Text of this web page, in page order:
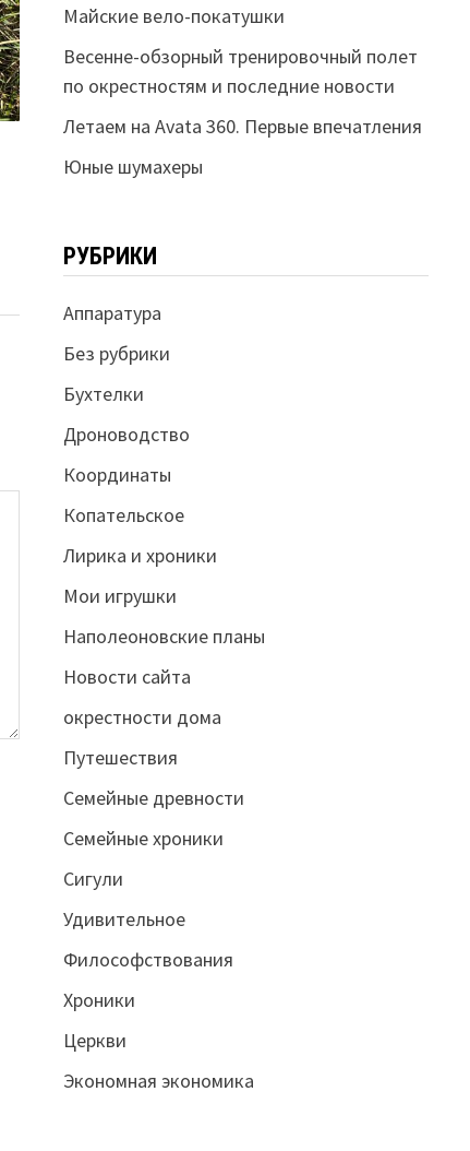
Майские вело-покатушки
Весенне-обзорный тренировочный полет
по окрестностям и последние новости
Летаем на Avata 360. Первые впечатления
Юные шумахеры
РУБРИКИ
Аппаратура
Без рубрики
Бухтелки
Дроноводство
Координаты
Копательское
Лирика и хроники
Мои игрушки
Наполеоновские планы
Новости сайта
окрестности дома
Путешествия
Семейные древности
Семейные хроники
Сигули
Удивительное
Философствования
Хроники
Церкви
Экономная экономика